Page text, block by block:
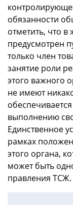
обязанности
отметить, что
предусмотрен
только член
занятие роли
этого важного
не имеют
выполнению
Единственное
рамках
этого органа,
может быть
правления ТСЖ.